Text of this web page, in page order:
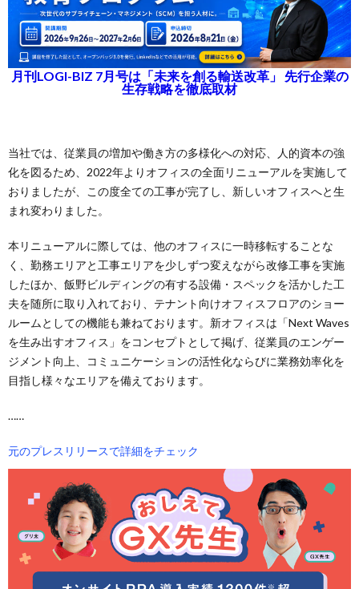
月刊LOGI-BIZ 7月号は「未来を創る輸送改革」 先行企業の
生存戦略を徹底取材
当社では、従業員の増加や働き方の多様化への対応、人的資本の強
化を図るため、2022年よりオフィスの全面リニューアルを実施して
おりましたが、この度全ての工事が完了し、新しいオフィスへと生
まれ変わりました。
本リニューアルに際しては、他のオフィスに一時移転することな
く、勤務エリアと工事エリアを少しずつ変えながら改修工事を実施
したほか、飯野ビルディングの有する設備・スペックを活かした工
夫を随所に取り入れており、テナント向けオフィスフロアのショー
ルームとしての機能も兼ねております。新オフィスは「Next Waves
を生み出すオフィス」をコンセプトとして掲げ、従業員のエンゲー
ジメント向上、コミュニケーションの活性化ならびに業務効率化を
目指し様々なエリアを備えております。
……
元のプレスリリースで詳細をチェック